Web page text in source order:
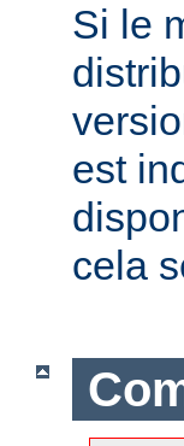
Si le
est
cela